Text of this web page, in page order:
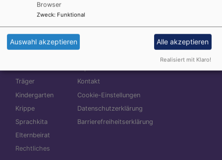
IMPRESSUM
Träger
Kindergarten
Krippe
Sprachkita
Elternbeirat
Rechtliches
Kontakt
Cookie-Einstellungen
Datenschutzerklärung
Barrierefreiheitserklärung
Browser
Zweck: Funktional
Auswahl akzeptieren Alle akzeptieren
Realisiert mit Klaro!